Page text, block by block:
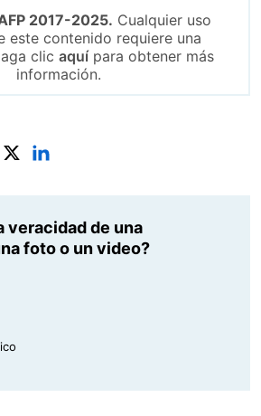
2017-2025. Cualquier uso
este contenido requiere una
clic aquípara obtener más
información.
veracidad de una
foto o un video?